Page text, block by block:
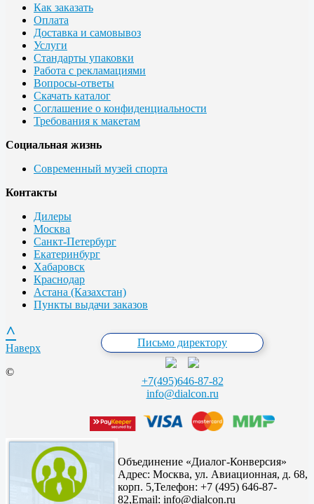
Как заказать
Оплата
Доставка и самовывоз
Услуги
Стандарты упаковки
Работа с рекламациями
Вопросы-ответы
Скачать каталог
Соглашение о конфиденциальности
Требования к макетам
Социальная жизнь
Современный музей спорта
Контакты
Дилеры
Москва
Санкт-Петербург
Екатеринбург
Хабаровск
Краснодар
Астана (Казахстан)
Пункты выдачи заказов
Письмо директору
+7(495)646-87-82
info@dialcon.ru
^
Наверх
©
Объединение «Диалог-Конверсия»
Адрес: Москва, ул. Авиационная, д. 68,
корп. 5,Телефон: +7 (495) 646-87-
82,Email: info@dialcon.ru